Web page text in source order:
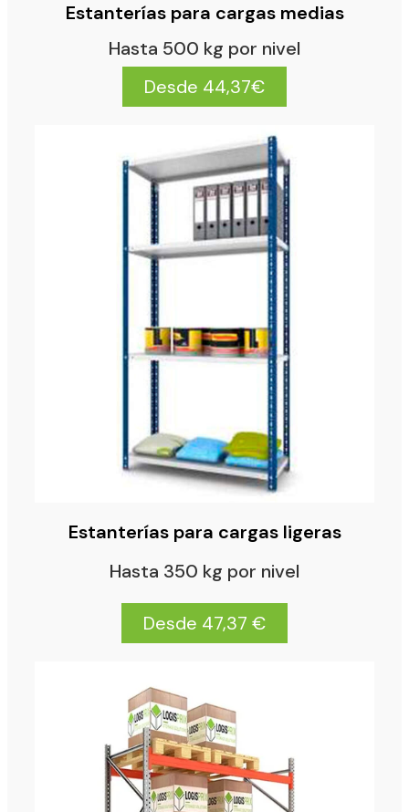
Estanterías para cargas medias
Hasta 500 kg por nivel
Desde 44,37€
Estanterías para cargas ligeras
Hasta 350 kg por nivel
Desde 47,37 €